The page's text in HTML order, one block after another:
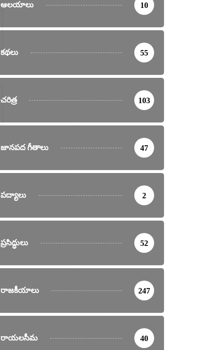
ఆలయాలు 10
కథలు 55
చరిత్ర 103
జానపద గీతాలు 47
పద్యాలు 2
ప్రసిద్ధులు 52
రాజకీయాలు 247
రాయలసీమ 40